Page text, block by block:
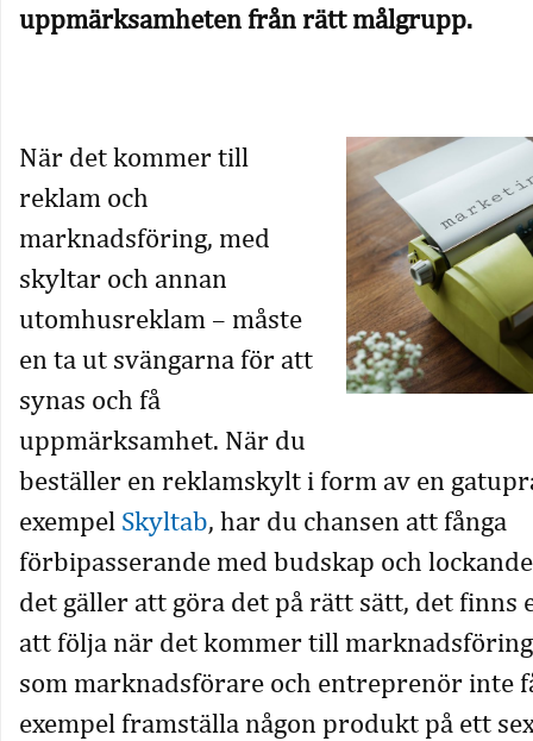
uppmärksamheten från rätt målgrupp.
När det kommer till
reklam och
marknadsföring, med
skyltar och annan
utomhusreklam – måste
en ta ut svängarna för att
synas och få
uppmärksamhet. När du
beställer en reklamskylt i form av en
exempel Skyltab, har du chansen att fånga
förbipasserande med budskap och
det gäller att göra det på rätt sätt, det finns
att följa när det kommer till
som marknadsförare och entreprenör inte
exempel framställa någon produkt på ett